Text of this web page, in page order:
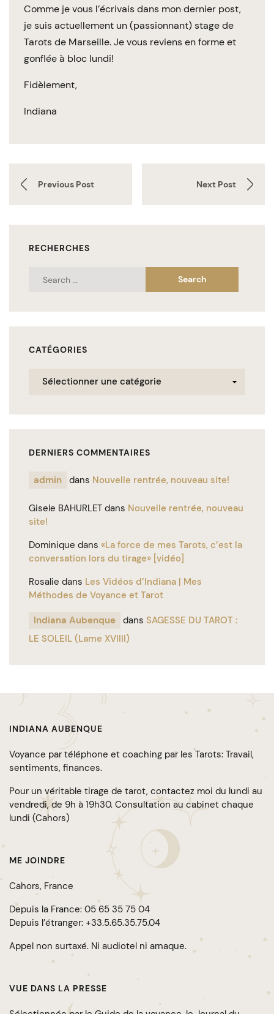
Comme je vous l’écrivais dans mon dernier post,
je suis actuellement un (passionnant) stage de
Tarots de Marseille. Je vous reviens en forme et
gonflée à bloc lundi!
Fidèlement,
Indiana
Previous Post Next Post
RECHERCHES
Search
CATÉGORIES
Catégories
DERNIERS COMMENTAIRES
admin dans Nouvelle rentrée, nouveau site!
Gisele BAHURLET dans Nouvelle rentrée, nouveau
site!
Dominique dans «La force de mes Tarots, c’est la
conversation lors du tirage» [vidéo]
Rosalie dans Les Vidéos d’Indiana | Mes
Méthodes de Voyance et Tarot
Indiana Aubenque dans SAGESSE DU TAROT :
LE SOLEIL (Lame XVIIII)
INDIANA AUBENQUE
Voyance par téléphone et coaching par les Tarots: Travail,
sentiments, finances.
Pour un véritable tirage de tarot, contactez moi du lundi au
vendredi, de 9h à 19h30. Consultation au cabinet chaque
lundi (Cahors)
ME JOINDRE
Cahors, France
Depuis la France: 05 65 35 75 04
Depuis l’étranger: +33.5.65.35.75.04
Appel non surtaxé. Ni audiotel ni arnaque.
VUE DANS LA PRESSE